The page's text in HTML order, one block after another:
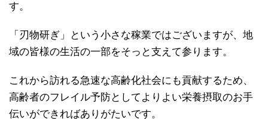
す。
「刃物研ぎ」という小さな稼業ではございますが、 地
域の皆様の生活の一部をそっと支えて参ります。
これから訪れる急速な高齢化社会にも貢献するため、
高齢者のフレイル予防としてよりよい栄養摂取のお手
伝いができればありがたいです。